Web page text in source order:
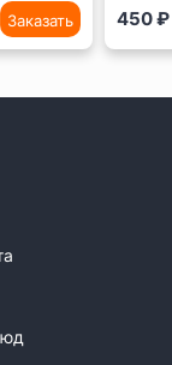
Заказать 450 ₽